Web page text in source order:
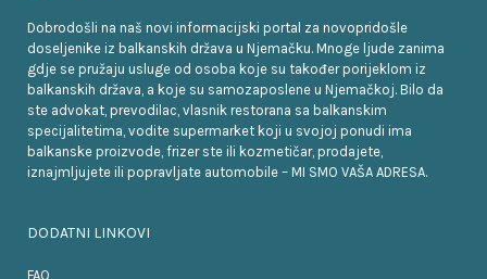
Dobrodošli na naš novi informacijski portal za novopridošle
doseljenike iz balkanskih država u Njemačku. Mnoge ljude zanima
gdje se pružaju usluge od osoba koje su također porijeklom iz
balkanskih država, a koje su samozaposlene u Njemačkoj. Bilo da
ste advokat, prevodilac, vlasnik restorana sa balkanskim
specijalitetima, vodite supermarket koji u svojoj ponudi ima
balkanske proizvode, frizer ste ili kozmetičar, prodajete,
iznajmljujete ili popravljate automobile – MI SMO VAŠA ADRESA.
DODATNI LINKOVI
FAQ